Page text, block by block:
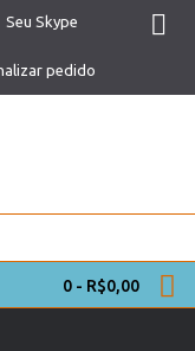
Seu Skype
pedido
0 - R$0,00